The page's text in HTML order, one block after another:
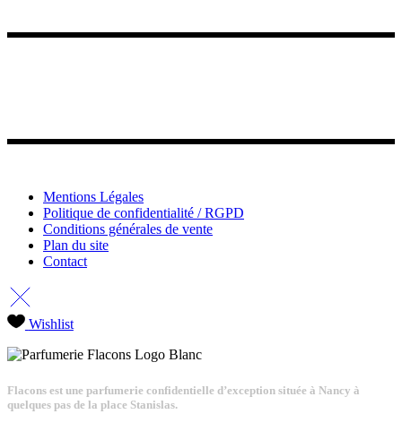
Mentions Légales
Politique de confidentialité / RGPD
Conditions générales de vente
Plan du site
Contact
Wishlist
Flacons est une parfumerie confidentielle d’exception située à Nancy à
quelques pas de la place Stanislas.